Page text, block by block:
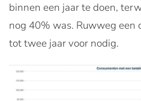
binnen een jaar te doen,
nog 40% was. Ruwweg een
tot twee jaar voor nodig.